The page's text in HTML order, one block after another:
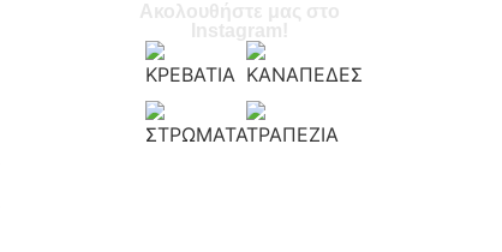
Ακολουθήστε μας στο
Instagram!